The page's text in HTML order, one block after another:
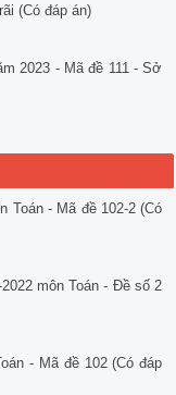
(Có đáp án)
2023 - Mã đề 111 - Sở
Toán - Mã đề 102-2 (Có
môn Toán - Đề số 2
- Mã đề 102 (Có đáp